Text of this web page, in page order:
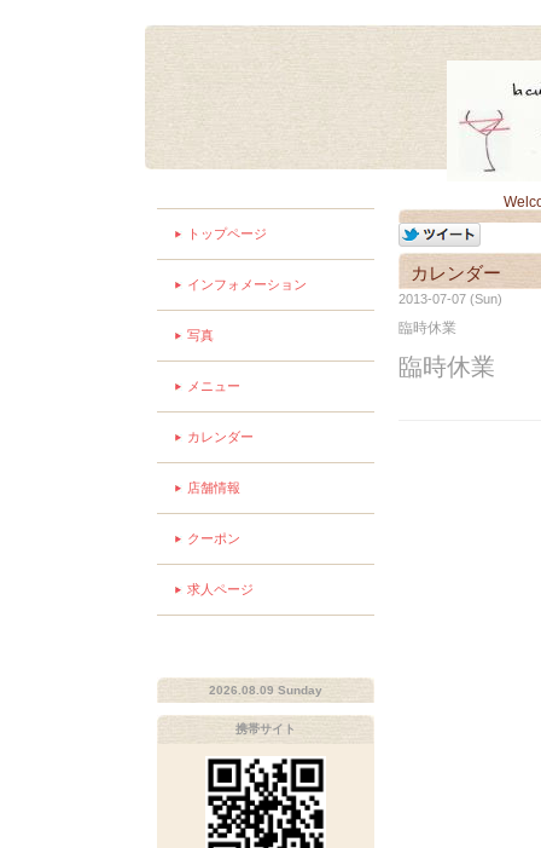
カレンダー
2013-07-07 (Sun)
臨時休業
臨時休業
トップページ
インフォメーション
写真
メニュー
カレンダー
店舗情報
クーポン
求人ページ
2026.08.09 Sunday
携帯サイト